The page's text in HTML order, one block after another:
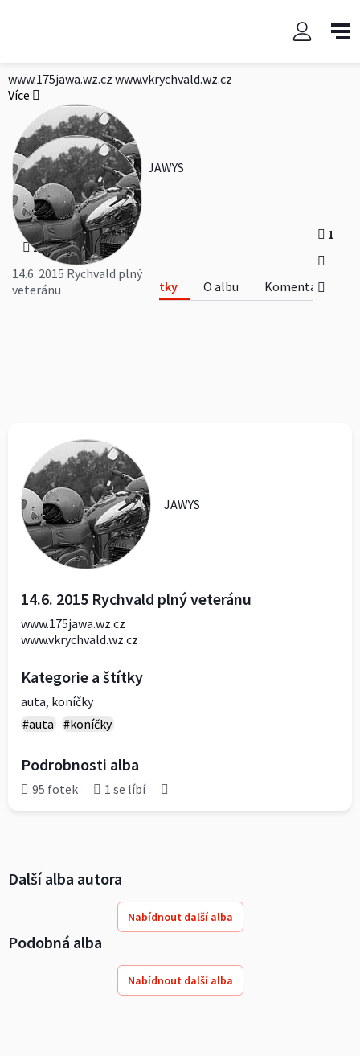
www.175jawa.wz.cz www.vkrychvald.wz.cz
Více
JAWYS
1
14.6. 2015 Rychvald plný
veteránu
Fotky O albu Komentáře
1
JAWYS
14.6. 2015 Rychvald plný veteránu
www.175jawa.wz.cz
www.vkrychvald.wz.cz
Kategorie a štítky
auta, koníčky
#auta
#koníčky
Podrobnosti alba
95 fotek 1 se líbí
Další alba autora
Nabídnout další alba
Podobná alba
Nabídnout další alba